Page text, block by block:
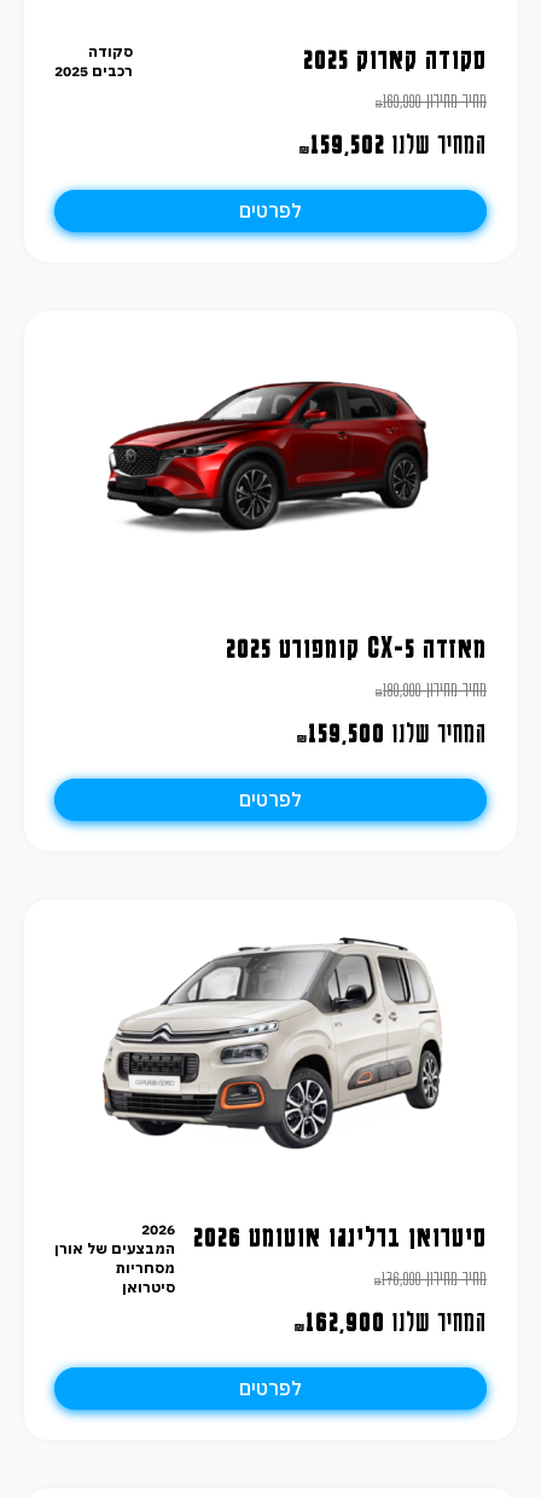
סקודה קארוק 2025
מחיר מחירון ₪169,990
המחיר שלנו ₪159,502
סקודה
רכבים 2025
לפרטים
מאזדה CX-5 קומפורט 2025
מחיר מחירון ₪180,900
המחיר שלנו ₪159,500
לפרטים
סיטרואן ברלינגו אוטומט 2026
מחיר מחירון ₪176,990
המחיר שלנו ₪162,900
2026
המבצעים של אורן
מסחריות
סיטרואן
לפרטים